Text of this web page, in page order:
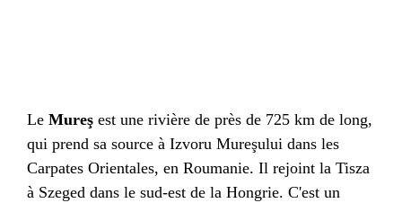
Le Mureş est une rivière de près de 725 km de long,
qui prend sa source à Izvoru Mureşului dans les
Carpates Orientales, en Roumanie. Il rejoint la Tisza
à Szeged dans le sud-est de la Hongrie. C'est un